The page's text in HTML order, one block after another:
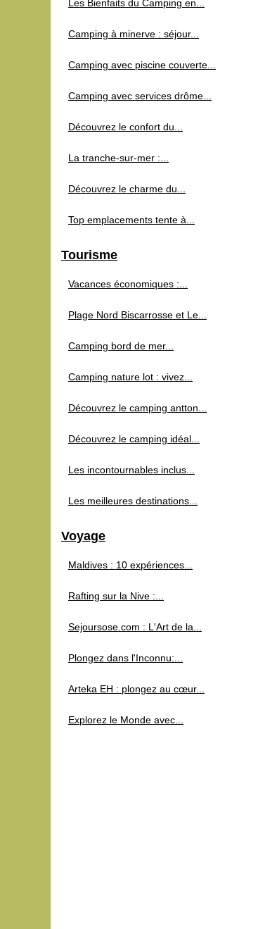
Les Bienfaits du Camping en...
Camping à minerve : séjour...
Camping avec piscine couverte...
Camping avec services drôme...
Découvrez le confort du...
La tranche-sur-mer :...
Découvrez le charme du...
Top emplacements tente à...
Tourisme
Vacances économiques :...
Plage Nord Biscarrosse et Le...
Camping bord de mer...
Camping nature lot : vivez...
Découvrez le camping antton...
Découvrez le camping idéal...
Les incontournables inclus...
Les meilleures destinations...
Voyage
Maldives : 10 expériences...
Rafting sur la Nive :...
Sejoursose.com : L'Art de la...
Plongez dans l'Inconnu:...
Arteka EH : plongez au cœur...
Explorez le Monde avec...